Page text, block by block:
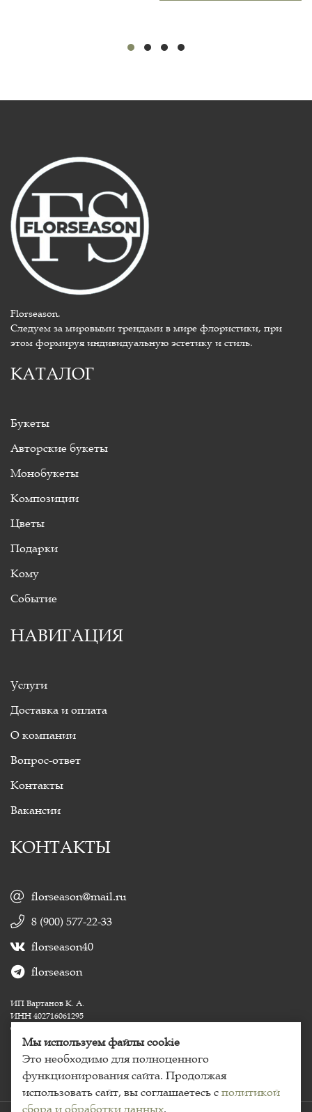
Florseason.
Следуем за мировыми трендами в мире флористики, при
этом формируя индивидуальную эстетику и стиль.
КАТАЛОГ
Букеты
Авторские букеты
Монобукеты
Композиции
Цветы
Подарки
Кому
Событие
НАВИГАЦИЯ
Услуги
Доставка и оплата
О компании
Вопрос-ответ
Контакты
Вакансии
КОНТАКТЫ
florseason@mail.ru
8 (900) 577-22-33
florseason40
florseason
ИП Вартанов К. А.
ИНН 402716061295
ОГРНИП 324400000039235
Мы используем файлы cookie
Это необходимо для полноценного
функционирования сайта. Продолжая
использовать сайт, вы соглашаетесь с политикой
сбора и обработки данных.